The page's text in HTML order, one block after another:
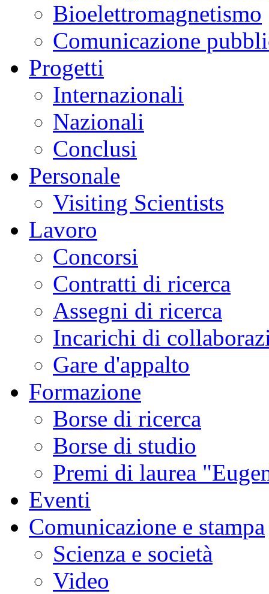
Bioelettromagnetismo
Comunicazione
Progetti
Internazionali
Nazionali
Conclusi
Personale
Visiting Scientists
Lavoro
Concorsi
Contratti di ricerca
Assegni di ricerca
Incarichi di
Gare d'appalto
Formazione
Borse di ricerca
Borse di studio
Premi di laurea
Eventi
Comunicazione e stampa
Scienza e società
Video